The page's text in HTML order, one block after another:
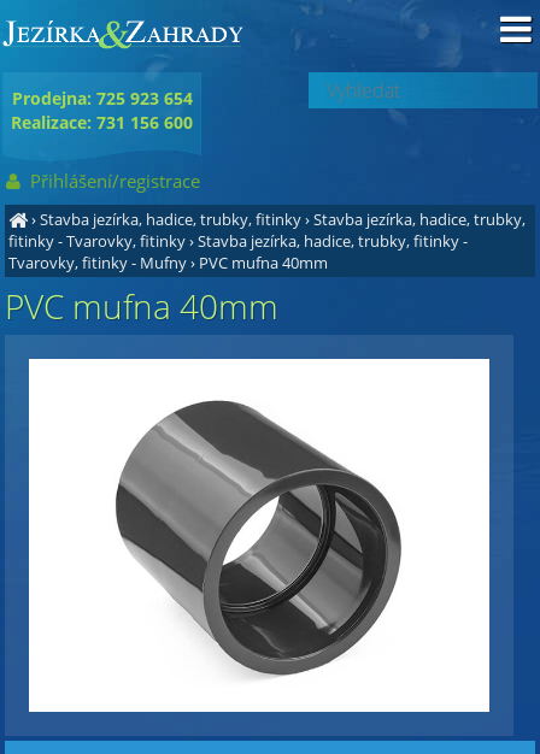
›Stavba jezírka, hadice, trubky, fitinky›Stavba jezírka, hadice, trubky,
fitinky - Tvarovky, fitinky›Stavba jezírka, hadice, trubky, fitinky -
Tvarovky, fitinky - Mufny› PVC mufna 40mm
PVC mufna 40mm
Prodejna: 725 923 654
Realizace: 731 156 600
Přihlášení/registrace